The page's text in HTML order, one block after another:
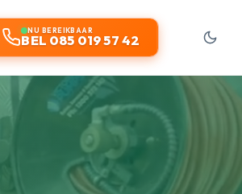
NU BEREIKBAAR
BEL 085 019 57 42